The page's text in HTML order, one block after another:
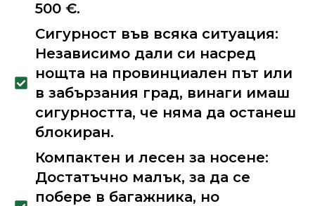
500 €.
Сигурност във всяка ситуация:
Независимо дали си насред
нощта на провинциален път или
в забързания град, винаги имаш
сигурността, че няма да останеш
блокиран.
Компактен и лесен за носене:
Достатъчно малък, за да се
побере в багажника, но